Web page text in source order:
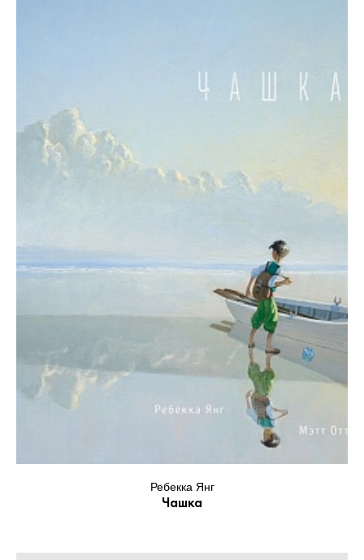
Ребекка Янг
Чашка